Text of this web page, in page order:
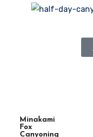
Minakami
Fox
Canyoning